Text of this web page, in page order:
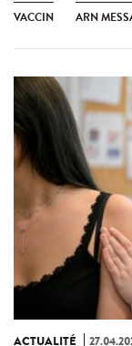
VACCIN ARN
ACTUALITÉ